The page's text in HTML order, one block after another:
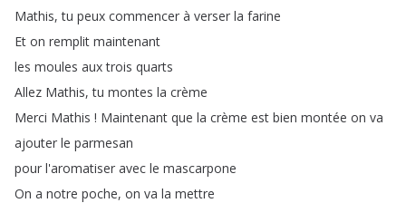
Mathis,tu peux commencer à verser la farine
Et on remplit maintenant
les moules aux trois quarts
Allez Mathis,tu montes la crème
Merci Mathis ! Maintenant que la crème est bien montée on va
ajouter le parmesan
pour l'aromatiser avec le mascarpone
On a notre poche, on va la mettre